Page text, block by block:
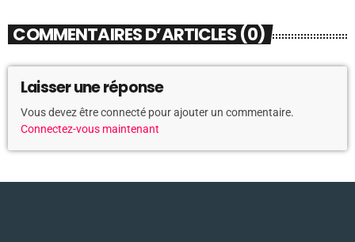
COMMENTAIRES D’ARTICLES (0)
Laisser une réponse
Vous devez être connecté pour ajouter un commentaire.
Connectez-vous maintenant